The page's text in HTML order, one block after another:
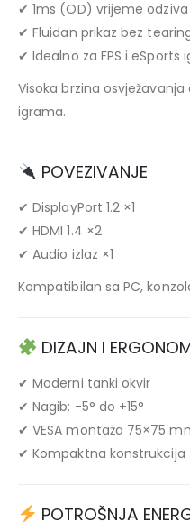
✔ 1ms (OD) vrijeme odziva
✔ Fluidan prikaz bez
✔ Idealno za FPS i eSports
Visoka brzina
igrama.
POVEZIVANJE
✔ DisplayPort 1.2 ×1
✔ HDMI 1.4 ×2
✔ Audio izlaz ×1
Kompatibilan sa PC,
DIZAJN I
✔ Moderni tanki okvir
✔ Nagib: -5° do +15°
✔ VESA montaža 75×75
✔ Kompaktna konstrukcija
POTROŠNJA